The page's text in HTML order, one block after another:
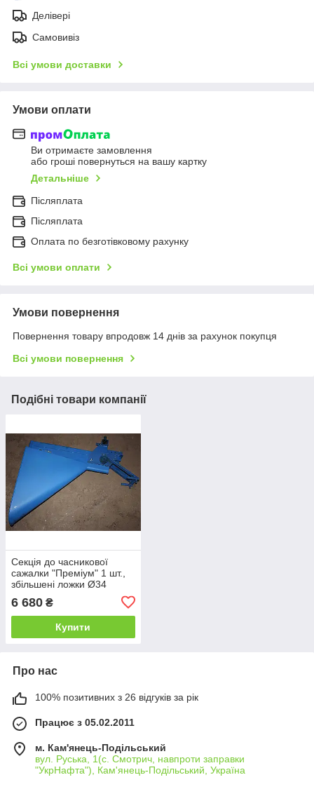
Делівері
Самовивіз
Всі умови доставки
Умови оплати
Ви отримаєте замовлення
або гроші повернуться на вашу картку
Детальніше
Післяплата
Післяплата
Оплата по безготівковому рахунку
Всі умови оплати
Умови повернення
Повернення товару впродовж 14 днів за рахунок покупця
Всі умови повернення
Подібні товари компанії
Секція до часникової
сажалки "Преміум" 1 шт.,
збільшені ложки Ø34
6 680 ₴
Купити
Про нас
100% позитивних з 26 відгуків за рік
Працює з 05.02.2011
м. Кам'янець-Подільський
вул. Руська, 1(с. Смотрич, навпроти заправки
"УкрНафта"), Кам'янець-Подільський, Україна